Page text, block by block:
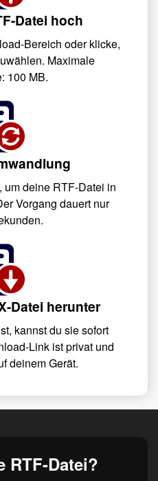
Datei hoch
Bereich oder klicke,
Maximale
100 MB.
um deine RTF-Datei in
Vorgang dauert nur
Datei herunter
kannst du sie sofort
Link ist privat und
deinem Gerät.
RTF-Datei?